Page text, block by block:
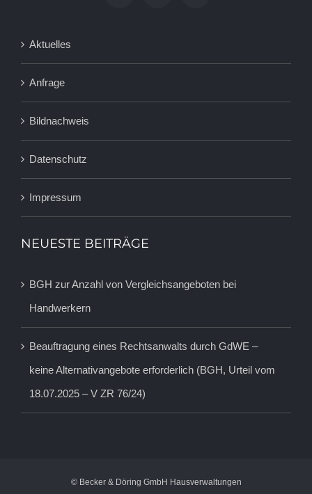
Aktuelles
Anfrage
Bildnachweis
Datenschutz
Impressum
NEUESTE BEITRÄGE
BGH zur Anzahl von Vergleichsangeboten bei
Handwerkern
Beauftragung eines Rechtsanwalts durch GdWE –
keine Alternativangebote erforderlich (BGH, Urteil vom
18.07.2025 – V ZR 76/24)
© Becker & Döring GmbH Hausverwaltungen